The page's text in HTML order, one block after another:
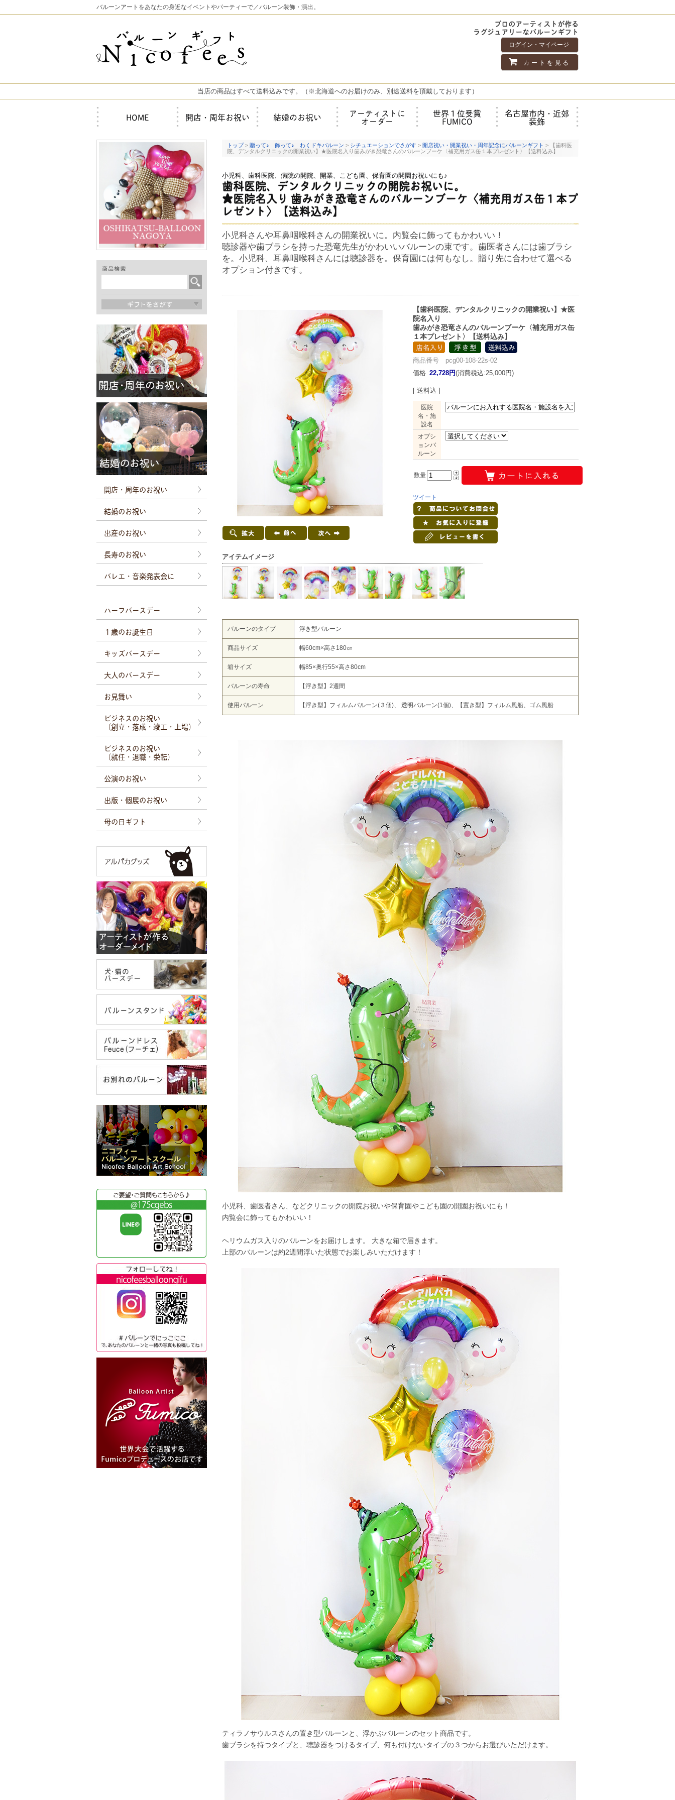
バルーンアートをあなたの身近なイベントやパーティーで／バルーン装飾・演出。
プロのアーティストが作る
ラグジュアリーなバルーンギフト
ログイン・マイページ
カートを見る
当店の商品はすべて送料込みです。（※北海道へのお届けのみ、別途送料を頂戴しております）
HOME 開店・周年お祝い 結婚のお祝い アーティストに
オーダー
世界１位受賞
FUMICO
名古屋市内・近郊
装飾
開店・周年のお祝い
結婚のお祝い
出産のお祝い
長寿のお祝い
バレエ・音楽発表会に
ハーフバースデー
１歳のお誕生日
キッズバースデー
大人のバースデー
お見舞い
ビジネスのお祝い
（創立・落成・竣工・上場）
ビジネスのお祝い
（就任・退職・栄転）
公演のお祝い
出版・個展のお祝い
母の日ギフト
トップ> 贈って♪ 飾って♪ わくドキバルーン > シチュエーションでさがす > 開店祝い・開業祝い・周年記念にバルーンギフト > 【歯科医
院、デンタルクリニックの開業祝い】★医院名入り歯みがき恐竜さんのバルーンブーケ〈補充用ガス缶１本プレゼント〉【送料込み】
小児科、歯科医院、病院の開院、開業、こども園、保育園の開園お祝いにも♪
歯科医院、デンタルクリニックの開院お祝いに。
★医院名入り 歯みがき恐竜さんのバルーンブーケ〈補充用ガス缶１本プ
レゼント〉【送料込み】
小児科さんや耳鼻咽喉科さんの開業祝いに。内覧会に飾ってもかわいい！
聴診器や歯ブラシを持った恐竜先生がかわいいバルーンの束です。歯医者さんには歯ブラシ
を。小児科、耳鼻咽喉科さんには聴診器を。保育園には何もなし。贈り先に合わせて選べる
オプション付きです。
【歯科医院、デンタルクリニックの開業祝い】★医
院名入り
歯みがき恐竜さんのバルーンブーケ〈補充用ガス缶
１本プレゼント〉【送料込み】
商品番号 pcg00-108-22s-02
価格 22,728円(消費税込:25,000円)
[ 送料込 ]
医院
名・施
設名
オプシ
ョンバ
ルーン
数量
ツイート
アイテムイメージ
バルーンのタイプ 浮き型バルーン
商品サイズ 幅60cm×高さ180㎝
箱サイズ 幅85×奥行55×高さ80cm
バルーンの寿命 【浮き型】2週間
使用バルーン 【浮き型】フィルムバルーン(３個)、 透明バルーン(1個)、【置き型】フィルム風船、ゴム風船
小児科、歯医者さん、などクリニックの開院お祝いや保育園やこども園の開園お祝いにも！
内覧会に飾ってもかわいい！
ヘリウムガス入りのバルーンをお届けします。 大きな箱で届きます。
上部のバルーンは約2週間浮いた状態でお楽しみいただけます！
ティラノサウルスさんの置き型バルーンと、浮かぶバルーンのセット商品です。
歯ブラシを持つタイプと、聴診器をつけるタイプ、何も付けないタイプの３つからお選びいただけます。